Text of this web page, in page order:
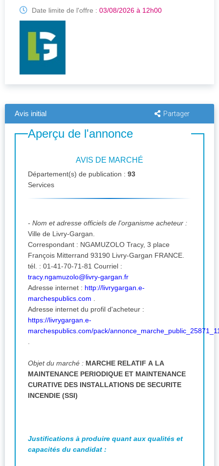
Date limite de l'offre : 03/08/2026 à 12h00
Avis initial Partager
Aperçu de l'annonce
AVIS DE MARCHÉ
Département(s) de publication : 93
Services
- Nom et adresse officiels de l'organisme acheteur :
Ville de Livry-Gargan.
Correspondant : NGAMUZOLO Tracy, 3 place
François Mitterrand 93190 Livry-Gargan FRANCE.
tél. : 01-41-70-71-81 Courriel :
tracy.ngamuzolo@livry-gargan.fr
Adresse internet : http://livrygargan.e-
marchespublics.com
Adresse internet du profil d'acheteur :
https://livrygargan.e-
marchespublics.com/pack/
Objet du marché : MARCHE RELATIF A LA
MAINTENANCE PERIODIQUE ET MAINTENANCE
CURATIVE DES INSTALLATIONS DE SECURITE
INCENDIE (SSI)
Justifications à produire quant aux qualités et
capacités du candidat :